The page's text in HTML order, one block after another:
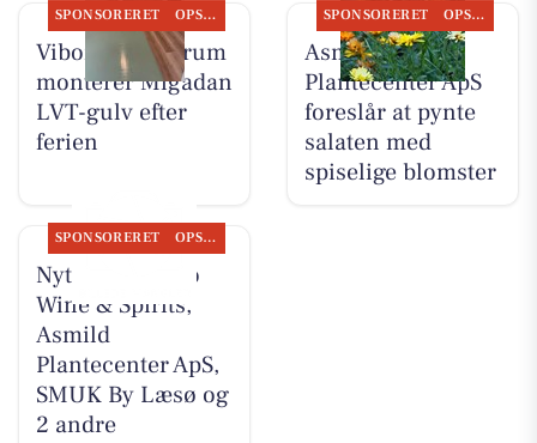
SPONSORERET OPSLAGSTAVLEN
Viborg Gulvforum
monterer Migadan
LVT-gulv efter
ferien
SPONSORERET OPSLAGSTAVLEN
Asmild
Plantecenter ApS
foreslår at pynte
salaten med
spiselige blomster
SPONSORERET OPSLAGSTAVLEN
Nyt fra Lahvino
Wine & Spirits,
Asmild
Plantecenter ApS,
SMUK By Læsø og
2 andre